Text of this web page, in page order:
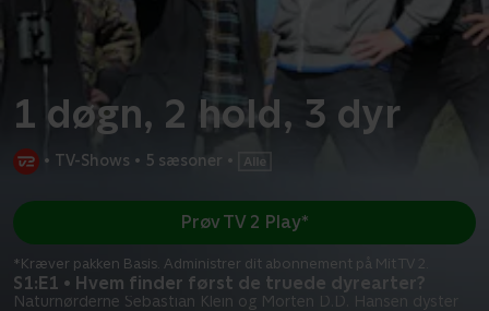
1 døgn, 2 hold, 3 dyr
• TV-Shows • 5 sæsoner •
S1:E1 • Hvem finder først de truede dyrearter?
Naturnørderne Sebastian Klein og Morten D.D. Hansen dyster
Prøv TV 2 Play*
*Kræver pakken Basis. Administrer dit abonnement på Mit TV 2.